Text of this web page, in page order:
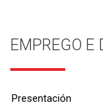
EMPREGO E
Presentación